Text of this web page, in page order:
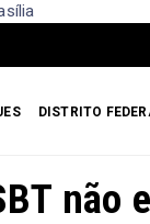
DISTRITO
não